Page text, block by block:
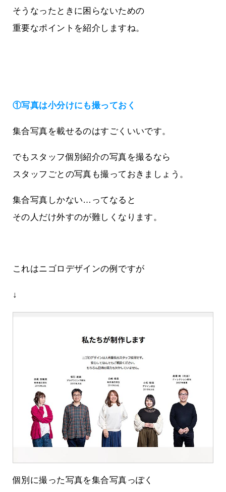
そうなったときに困らないための
重要なポイントを紹介しますね。
①写真は小分けにも撮っておく
集合写真を載せるのはすごくいいです。
でもスタッフ個別紹介の写真を撮るなら
スタッフごとの写真も撮っておきましょう。
集合写真しかない…ってなると
その人だけ外すのが難しくなります。
これはニゴロデザインの例ですが
↓
個別に撮った写真を集合写真っぽく